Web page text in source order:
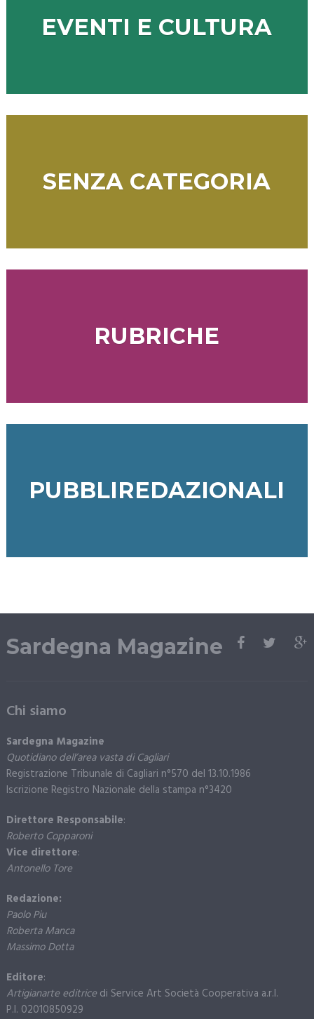
EVENTI E CULTURA
SENZA CATEGORIA
RUBRICHE
PUBBLIREDAZIONALI
Sardegna Magazine
Chi siamo
Sardegna Magazine
Quotidiano dell’area vasta di Cagliari
Registrazione Tribunale di Cagliari n°570 del 13.10.1986
Iscrizione Registro Nazionale della stampa n°3420
Direttore Responsabile:
Roberto Copparoni
Vice direttore:
Antonello Tore
Redazione:
Paolo Piu
Roberta Manca
Massimo Dotta
Editore:
Artigianarte editricedi Service Art Società Cooperativa a.r.l.
P.I. 02010850929